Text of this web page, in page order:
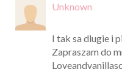
Unknown
I tak sa dlugie i
Zapraszam do